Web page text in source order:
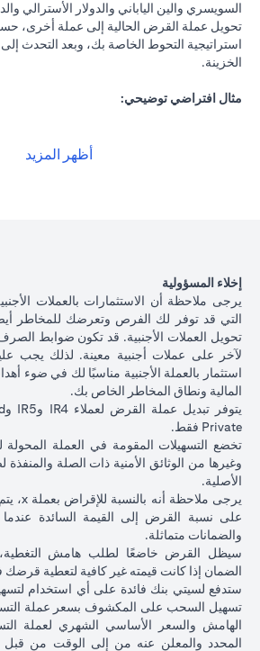
السويسري والين الياباني والدولار الأسترالي
تحويل عملة القرض الحالية إلى عملة أخرى،
استراتيجية التحوط الخاصة بك، وبعد التحدث
الخزينة.
مثال افتراضي توضيحي:
الدولار الأمريكي، فيمكنك تحويل قرضك بالدولار
القروض
التجارية
ياباني بسعر 105 دولار أمريكي / ين ياباني ( سعر العميل)
دولار أمريكي * 105 = 10,500,000 ين ياباني)
أصل
مبلغ
القرض +
الفائدة
بعد 1
إذا استمريت في قرض بالدولار
2.00٪ سنويًا، فسيكون أصل
100،166.67 دولار أمريكي.
الآن بعد أن قمت بتحويل قرضك
الياباني بسعر 105
10,508,750 ين ياباني.
سعر
الصرف
الأجنبي
للعميل
(بما في
ذلك
فارق
السعر
المستحق
للبنك)
الياباني مقابل الدولار
الأمريكي بنسبة 2٪
ليصل إلى 102.90 ين
ياباني = دولار أمريكي
الدولار
=
أظهر المزيد
إخلاء المسؤولية
يرجى ملاحظة أن الاستثمارات بالعملات
التي قد توفر لك الفرص وتعرضك للمخاطر
تحويل العملات الأجنبية. قد تكون ضوابط
لآخر على عملات أجنبية معينة. لذلك يجب
استثمار بالعملة الأجنبية مناسبًا لك في ضوء
المالية ونطاق المخاطر الخاص بك.
Private فقط.
تخضع التسهيلات المقومة في العملة
وغيرها من الوثائق الأمنية ذات الصلة والمنفذة
الأصلية.
على نسبة القرض إلى القيمة السائدة
والضمانات متماثلة.
سيظل القرض خاضعًا لطلب هامش
الضمان إذا كانت قيمته غير كافية لتعطية
ستدفع لسيتي بنك فائدة على أي استخدام
تسهيل السحب على المكشوف بسعر عملة
الهامش والسعر الأساسي الشهري لعملة
المحدد والمعلن عنه من إلى الوقت من قبل